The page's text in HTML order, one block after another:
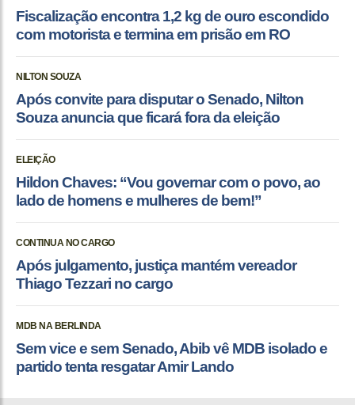
Fiscalização encontra 1,2 kg de ouro escondido
com motorista e termina em prisão em RO
NILTON SOUZA
Após convite para disputar o Senado, Nilton
Souza anuncia que ficará fora da eleição
ELEIÇÃO
Hildon Chaves: “Vou governar com o povo, ao
lado de homens e mulheres de bem!”
CONTINUA NO CARGO
Após julgamento, justiça mantém vereador
Thiago Tezzari no cargo
MDB NA BERLINDA
Sem vice e sem Senado, Abib vê MDB isolado e
partido tenta resgatar Amir Lando